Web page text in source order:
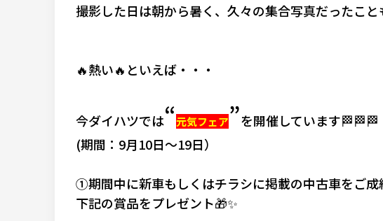
撮影した日は朝から暑く、久々の集合写真だったこ
🔥熱い🔥といえば・・・
今ダイハツでは“元気フェア”を開催しています🏁🏁🏁
(期間：9月10日～19日）
①期間中に新車もしくはチラシに掲載の中古車をご成
下記の賞品をプレゼント🎁✨